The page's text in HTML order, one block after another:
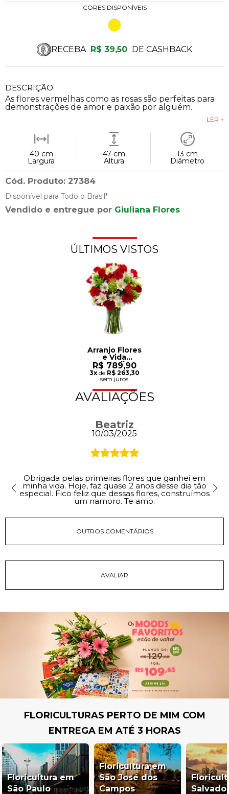
DESCRIÇÃO:
As flores vermelhas como as rosas são perfeitas para
demonstrações de amor e paixão por alguém.
LER +
CORES DISPONÍVEIS
40 cm
Largura
47 cm
Altura
13 cm
Diâmetro
Cód. Produto: 27384
Disponível para Todo o Brasil*
Vendido e entregue por Giuliana Flores
RECEBA R$ 39,50 DE CASHBACK
ÚLTIMOS VISTOS
Arranjo Flores
e Vida
Vermelho
R$ 789,90
3xde R$ 263,30
sem juros
AVALIAÇÕES
Beatriz
10/03/2025
Obrigada pelas primeiras flores que ganhei em
minha vida. Hoje, faz quase 2 anos desse dia tão
especial. Fico feliz que dessas flores, construímos
um namoro. Te amo.
OUTROS COMENTÁRIOS
FLORICULTURAS PERTO DE MIM COM
ENTREGA EM ATÉ 3 HORAS
Floricultura em
São Paulo
Floricultura em
São José dos
Campos